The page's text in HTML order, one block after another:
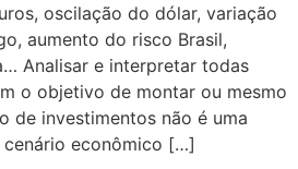
oscilação do dólar, variação
aumento do risco Brasil,
Analisar e interpretar todas
o objetivo de montar ou mesmo
de investimentos não é uma
econômico […]